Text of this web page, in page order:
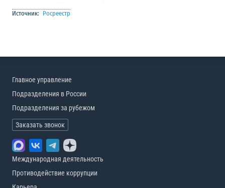
Источник: Росреестр
Главное управление
Подразделения в России
Подразделения за рубежом
Заказать звонок
Международная деятельность
Противодействие коррупции